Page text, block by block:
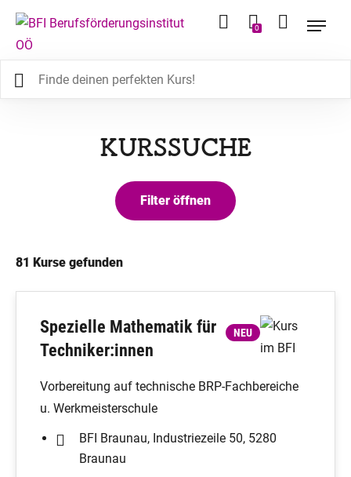
0
KURSSUCHE
81 Kurse gefunden
Spezielle Mathematik für
Techniker:innen
NEU
Vorbereitung auf technische BRP-Fachbereiche
u. Werkmeisterschule
BFI Braunau, Industriezeile 50, 5280
Braunau